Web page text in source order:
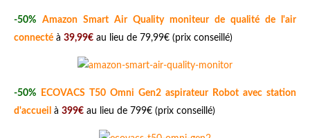
-50%
Amazon Smart Air Quality moniteur de qualité de l'air
connecté à 39,99€ au lieu de 79,99€ (prix conseillé)
-50%
ECOVACS T50 Omni Gen2 aspirateur Robot avec station
d'accueil à 399€ au lieu de 799€ (prix conseillé)